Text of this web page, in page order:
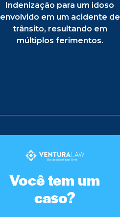
Indenização para um idoso
envolvido em um acidente de
trânsito, resultando em
múltiplos ferimentos.
Você tem um
caso?